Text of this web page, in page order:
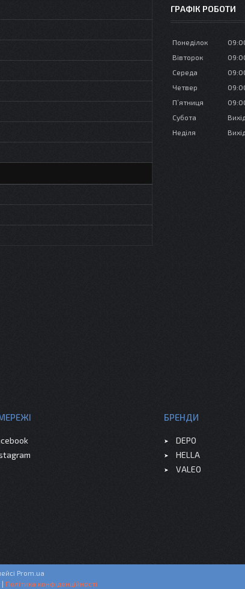
ГРАФІК РОБОТИ
Понеділок
Вівторок
Середа
Четвер
Пʼятниця
Субота
Неділя
БРЕНДИ
DEPO
HELLA
VALEO
Prom.ua
| Політика конфіденційності